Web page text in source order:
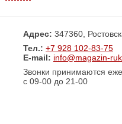
Адрес: 347360,
Тел.: +7 928 102-83-75
E-mail: info@magazin-
Звонки принимаются
с 09-00 до 21-00